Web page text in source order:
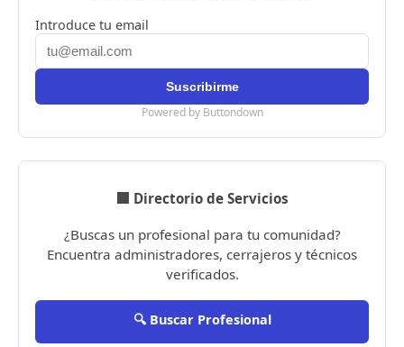
Introduce tu email
Powered by Buttondown
🏢 Directorio de Servicios
¿Buscas un profesional para tu comunidad?
Encuentra administradores, cerrajeros y técnicos
verificados.
🔍 Buscar Profesional